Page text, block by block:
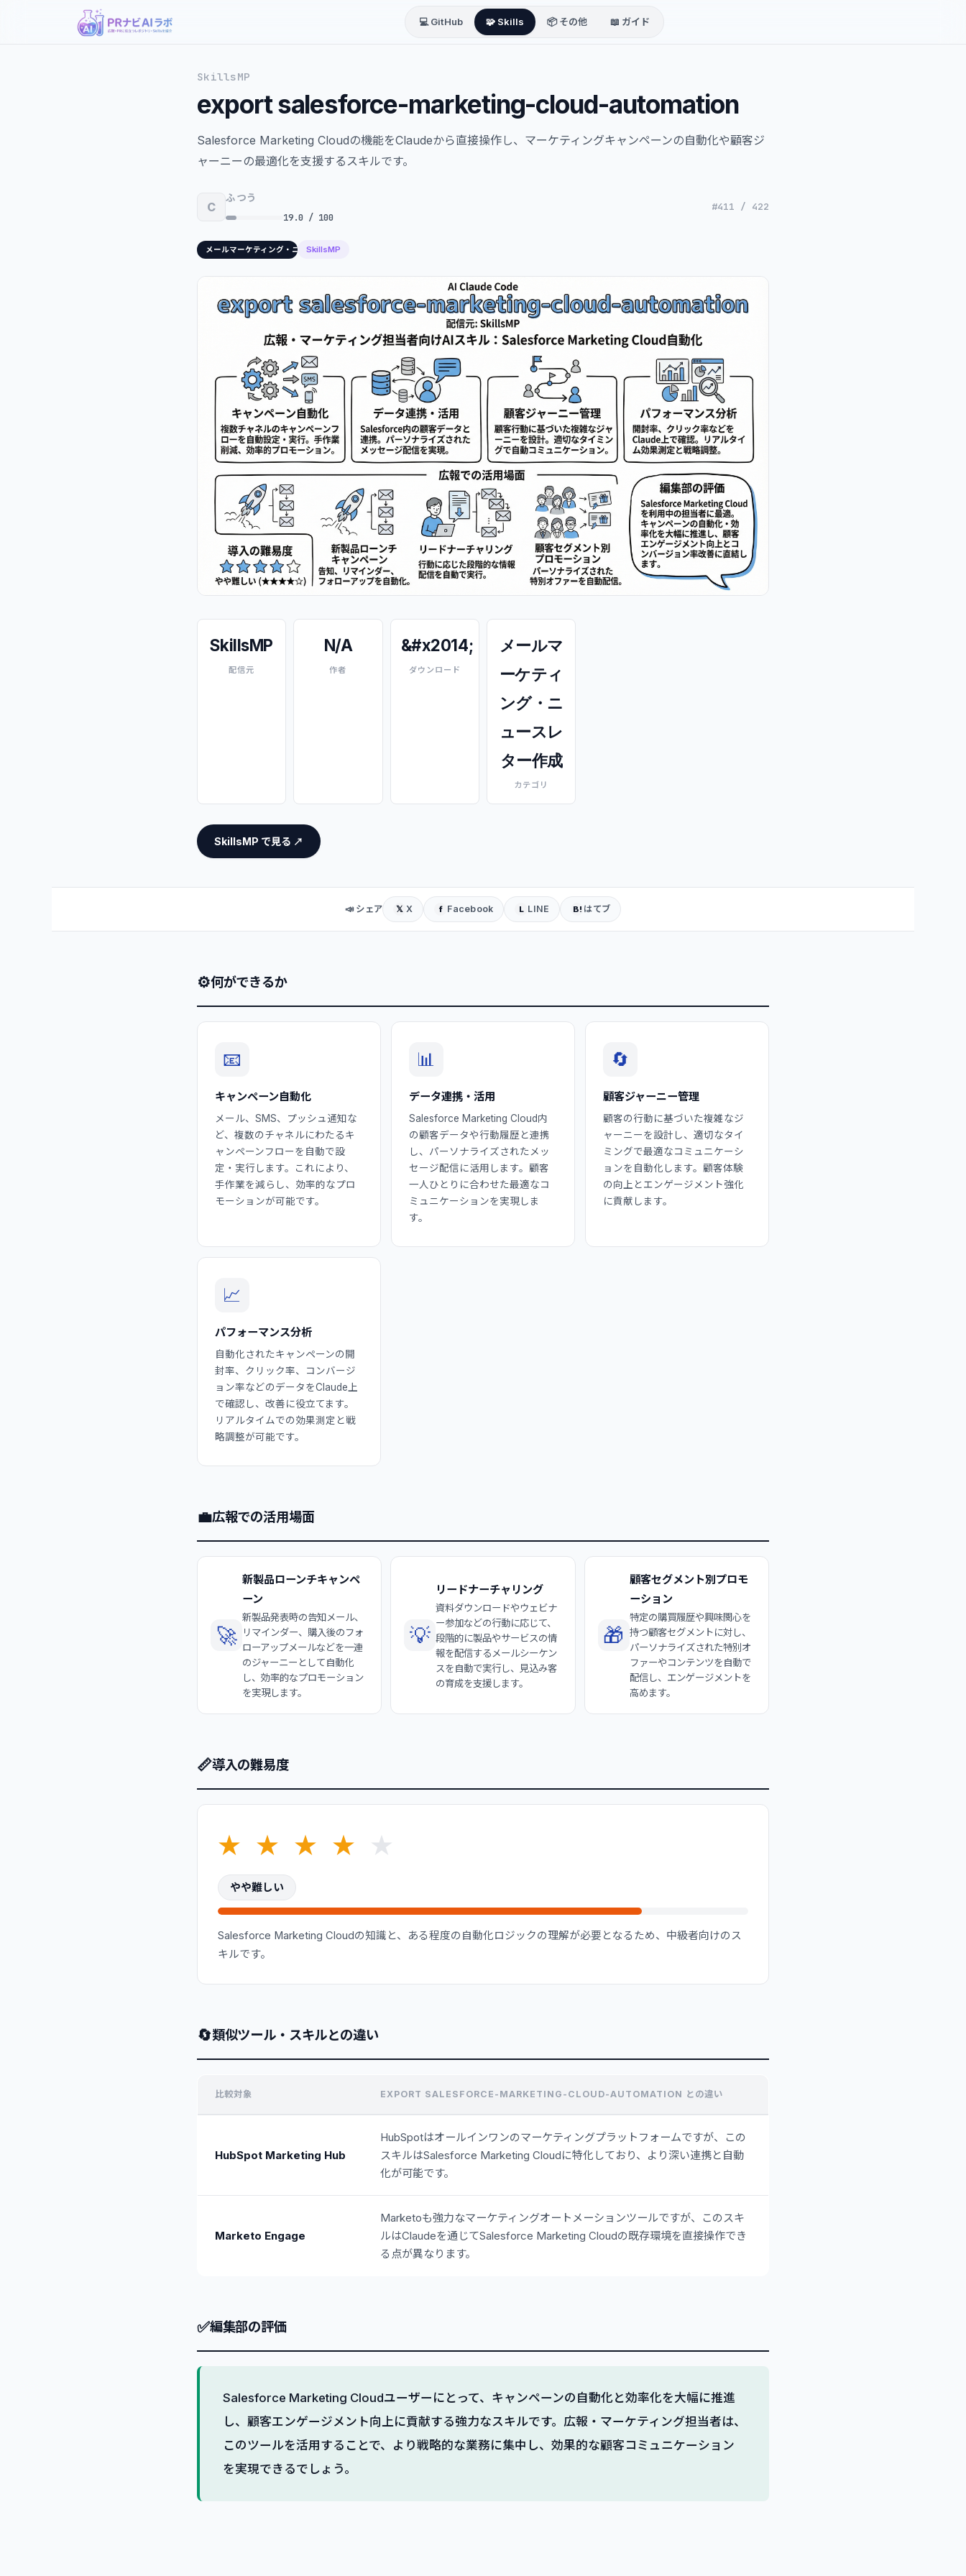
💻 GitHub 🧩 Skills 📦 その他 📖 ガイド
SkillsMP
export salesforce-marketing-cloud-automation
Salesforce Marketing Cloudの機能をClaudeから直接操作し、マーケティングキャンペーンの自動化や顧客ジ
ャーニーの最適化を支援するスキルです。
C
ふつう
19.0 / 100
#411 / 422
メールマーケティング・ニュースレター作成
SkillsMP
SkillsMP
配信元
N/A
作者
&#x2014;
ダウンロード
メールマ
ーケティ
ング・ニ
ュースレ
ター作成
カテゴリ
SkillsMP で見る ↗
📣 シェア 𝕏 X f Facebook L LINE B! はてブ
⚙何ができるか
📧
キャンペーン自動化
メール、SMS、プッシュ通知な
ど、複数のチャネルにわたるキ
ャンペーンフローを自動で設
定・実行します。これにより、
手作業を減らし、効率的なプロ
モーションが可能です。
📊
データ連携・活用
Salesforce Marketing Cloud内
の顧客データや行動履歴と連携
し、パーソナライズされたメッ
セージ配信に活用します。顧客
一人ひとりに合わせた最適なコ
ミュニケーションを実現しま
す。
🔄
顧客ジャーニー管理
顧客の行動に基づいた複雑なジ
ャーニーを設計し、適切なタイ
ミングで最適なコミュニケーシ
ョンを自動化します。顧客体験
の向上とエンゲージメント強化
に貢献します。
📈
パフォーマンス分析
自動化されたキャンペーンの開
封率、クリック率、コンバージ
ョン率などのデータをClaude上
で確認し、改善に役立てます。
リアルタイムでの効果測定と戦
略調整が可能です。
💼広報での活用場面
🚀
新製品ローンチキャンペ
ーン
新製品発表時の告知メール、
リマインダー、購入後のフォ
ローアップメールなどを一連
のジャーニーとして自動化
し、効率的なプロモーション
を実現します。
💡
リードナーチャリング
資料ダウンロードやウェビナ
ー参加などの行動に応じて、
段階的に製品やサービスの情
報を配信するメールシーケン
スを自動で実行し、見込み客
の育成を支援します。
🎁
顧客セグメント別プロモ
ーション
特定の購買履歴や興味関心を
持つ顧客セグメントに対し、
パーソナライズされた特別オ
ファーやコンテンツを自動で
配信し、エンゲージメントを
高めます。
📏導入の難易度
★ ★ ★ ★ ★
やや難しい
Salesforce Marketing Cloudの知識と、ある程度の自動化ロジックの理解が必要となるため、中級者向けのス
キルです。
🔄類似ツール・スキルとの違い
比較対象 EXPORT SALESFORCE-MARKETING-CLOUD-AUTOMATION との違い
HubSpot Marketing Hub
HubSpotはオールインワンのマーケティングプラットフォームですが、この
スキルはSalesforce Marketing Cloudに特化しており、より深い連携と自動
化が可能です。
Marketo Engage
Marketoも強力なマーケティングオートメーションツールですが、このスキ
ルはClaudeを通じてSalesforce Marketing Cloudの既存環境を直接操作でき
る点が異なります。
✅編集部の評価
Salesforce Marketing Cloudユーザーにとって、キャンペーンの自動化と効率化を大幅に推進
し、顧客エンゲージメント向上に貢献する強力なスキルです。広報・マーケティング担当者は、
このツールを活用することで、より戦略的な業務に集中し、効果的な顧客コミュニケーション
を実現できるでしょう。